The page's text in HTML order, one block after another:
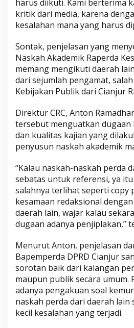
harus diikuti. Kami berterima
kritik dari media, karena
kesalahan mana yang harus
Sontak, penjelasan yang
Naskah Akademik Raperda
memang mengikuti daerah
dari sejumlah pengamat,
Kebijakan Publik dari Cianjur
Direktur CRC, Anton
tersebut menguatkan
dan kualitas kajian yang
penyusun naskah akademik
“Kalau naskah-naskah perda
sebatas untuk referensi, ya
salahnya terlihat seperti copy
kesamaan redaksional
daerah lain, wajar kalau
dugaan adanya penjiplakan,”
Menurut Anton, penjelasan
Bapemperda DPRD Cianjur
sorotan baik dari kalangan
maupun publik secara umum.
adanya pengakuan soal
naskah perda dari daerah
kecil kesalahan yang terjadi.